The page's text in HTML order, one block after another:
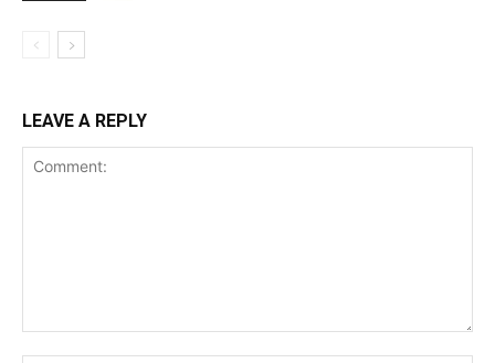
LEAVE A REPLY